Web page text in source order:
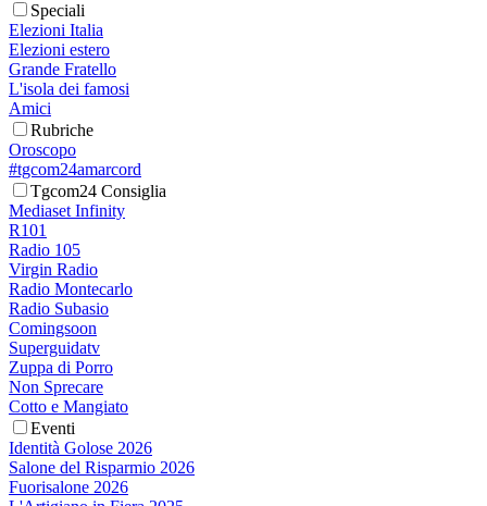
Speciali
Elezioni Italia
Elezioni estero
Grande Fratello
L'isola dei famosi
Amici
Rubriche
Oroscopo
#tgcom24amarcord
Tgcom24 Consiglia
Mediaset Infinity
R101
Radio 105
Virgin Radio
Radio Montecarlo
Radio Subasio
Comingsoon
Superguidatv
Zuppa di Porro
Non Sprecare
Cotto e Mangiato
Eventi
Identità Golose 2026
Salone del Risparmio 2026
Fuorisalone 2026